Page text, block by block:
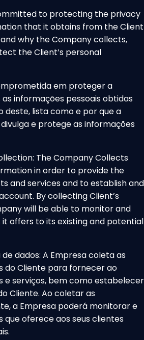
to protecting the privacy
that it obtains from the Client
why the Company collects,
the Client’s personal
em proteger a
informações pessoais obtidas
deste, lista como e por que a
e protege as informações
The Company Collects
in order to provide the
and services and to establish and
By collecting Client’s
will be able to monitor and
offers to its existing and potential
dados: A Empresa coleta as
do Cliente para fornecer ao
e serviços, bem como estabelecer
Cliente. Ao coletar as
a Empresa poderá monitorar e
que oferece aos seus clientes